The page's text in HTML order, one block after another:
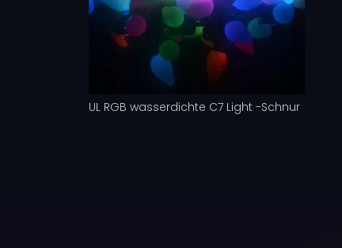
UL RGB wasserdichte C7 Light -Schnur